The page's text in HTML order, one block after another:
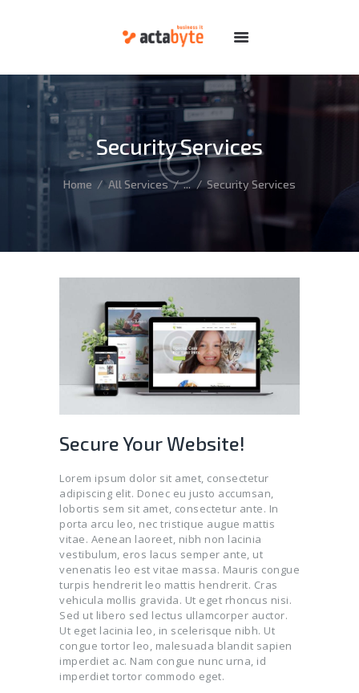
Security Services
Home All Services ... Security Services
HOME
SERVICES
DOMAINS
HOSTING
DEDICATED
FEATURES
ABOUT
SUPPORT
Secure Your Website!
Lorem ipsum dolor sit amet, consectetur
adipiscing elit. Donec eu justo accumsan,
lobortis sem sit amet, consectetur ante. In
porta arcu leo, nec tristique augue mattis
vitae. Aenean laoreet, nibh non lacinia
vestibulum, eros lacus semper ante, ut
venenatis leo est vitae massa. Mauris congue
turpis hendrerit leo mattis hendrerit. Cras
vehicula mollis gravida. Ut eget rhoncus nisi.
Sed ut libero sed lectus ullamcorper auctor.
Ut eget lacinia leo, in scelerisque nibh. Ut
congue tortor leo, malesuada blandit sapien
imperdiet ac. Nam congue nunc urna, id
imperdiet tortor commodo eget.